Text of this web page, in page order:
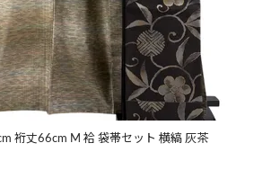
裄丈66cm M 袷 袋帯セット 横縞 灰茶